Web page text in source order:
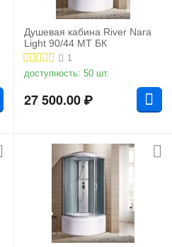
Душевая кабина River Nara
Light 90/44 MT БК
1
доступность: 50 шт.
27 500.00₽